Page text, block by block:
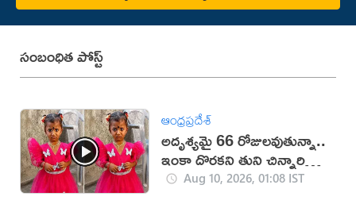
సంబంధిత పోస్ట్
ఆంధ్రప్రదేశ్
అదృశ్యమై 66 రోజులవుతున్నా..
ఇంకా దొరకని తుని చిన్నారి
ఆచూకీ (VIDEO)
Aug 10, 2026, 01:08 IST